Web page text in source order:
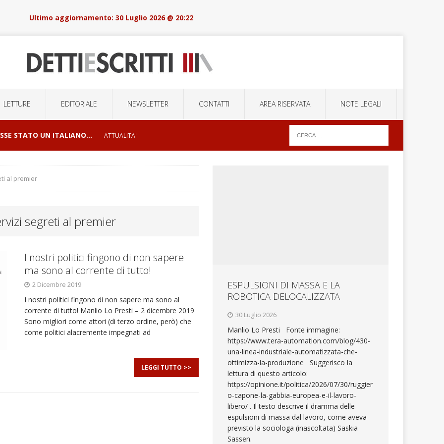
30 Luglio 2026 @ 20:22
LETTURE EDITORIALE NEWSLETTER CONTATTI AREA RISERVATA NOTE LEGALI
STATO UN ITALIANO… ATTUALITA'
E ORRORI DELLE GUERRE CONFLITTI GEOPOLITICI
al premier
segreti al premier
I nostri politici fingono di non sapere
ma sono al corrente di tutto!
2 Dicembre 2019
I nostri politici fingono di non sapere ma sono al
corrente di tutto! Manlio Lo Presti – 2 dicembre 2019
Sono migliori come attori (di terzo ordine, però) che
come politici alacremente impegnati ad
LEGGI TUTTO >>
ESPULSIONI DI MASSA E LA
ROBOTICA DELOCALIZZATA
30 Luglio 2026
Manlio Lo Presti Fonte immagine:
https://www.tera-automation.com/blog/430-
una-linea-industriale-automatizzata-che-
ottimizza-la-produzione Suggerisco la
lettura di questo articolo:
https://opinione.it/politica/2026/07/30/ruggier
o-capone-la-gabbia-europea-e-il-lavoro-
libero/ . Il testo descrive il dramma delle
espulsioni di massa dal lavoro, come aveva
previsto la sociologa (inascoltata) Saskia
Sassen.